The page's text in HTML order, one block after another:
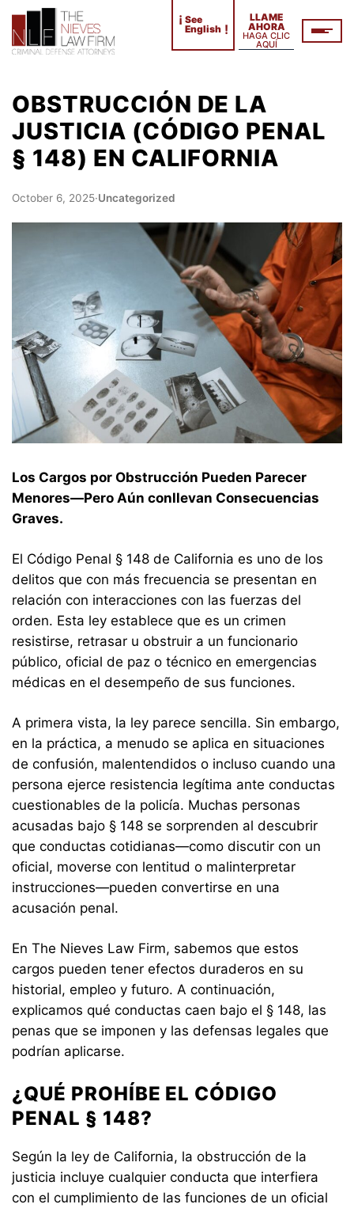
¡ See
English !
LLAME
AHORA
HAGA CLIC
AQUÍ
OBSTRUCCIÓN DE LA
JUSTICIA (CÓDIGO PENAL
§ 148) EN CALIFORNIA
October 6, 2025·Uncategorized
Los Cargos por Obstrucción Pueden Parecer
Menores—Pero Aún conllevan Consecuencias
Graves.
El Código Penal § 148 de California es uno de los
delitos que con más frecuencia se presentan en
relación con interacciones con las fuerzas del
orden. Esta ley establece que es un crimen
resistirse, retrasar u obstruir a un funcionario
público, oficial de paz o técnico en emergencias
médicas en el desempeño de sus funciones.
A primera vista, la ley parece sencilla. Sin embargo,
en la práctica, a menudo se aplica en situaciones
de confusión, malentendidos o incluso cuando una
persona ejerce resistencia legítima ante conductas
cuestionables de la policía. Muchas personas
acusadas bajo § 148 se sorprenden al descubrir
que conductas cotidianas—como discutir con un
oficial, moverse con lentitud o malinterpretar
instrucciones—pueden convertirse en una
acusación penal.
En The Nieves Law Firm, sabemos que estos
cargos pueden tener efectos duraderos en su
historial, empleo y futuro. A continuación,
explicamos qué conductas caen bajo el § 148, las
penas que se imponen y las defensas legales que
podrían aplicarse.
¿QUÉ PROHÍBE EL CÓDIGO
PENAL § 148?
Según la ley de California, la obstrucción de la
justicia incluye cualquier conducta que interfiera
con el cumplimiento de las funciones de un oficial